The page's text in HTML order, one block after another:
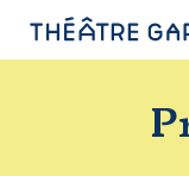
INFOS